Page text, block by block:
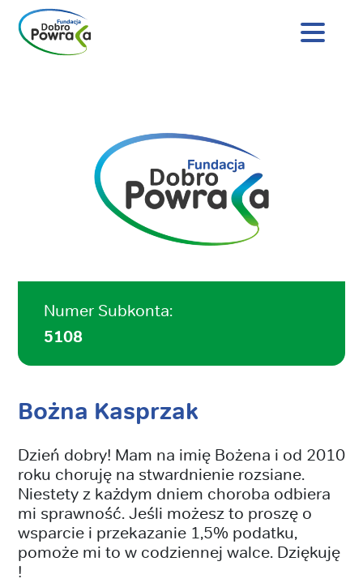
Nagłówek
Numer Subkonta:
5108
Bożna Kasprzak
Dzień dobry! Mam na imię Bożena i od 2010
roku choruję na stwardnienie rozsiane.
Niestety z każdym dniem choroba odbiera
mi sprawność. Jeśli możesz to proszę o
wsparcie i przekazanie 1,5% podatku,
pomoże mi to w codziennej walce. Dziękuję
!